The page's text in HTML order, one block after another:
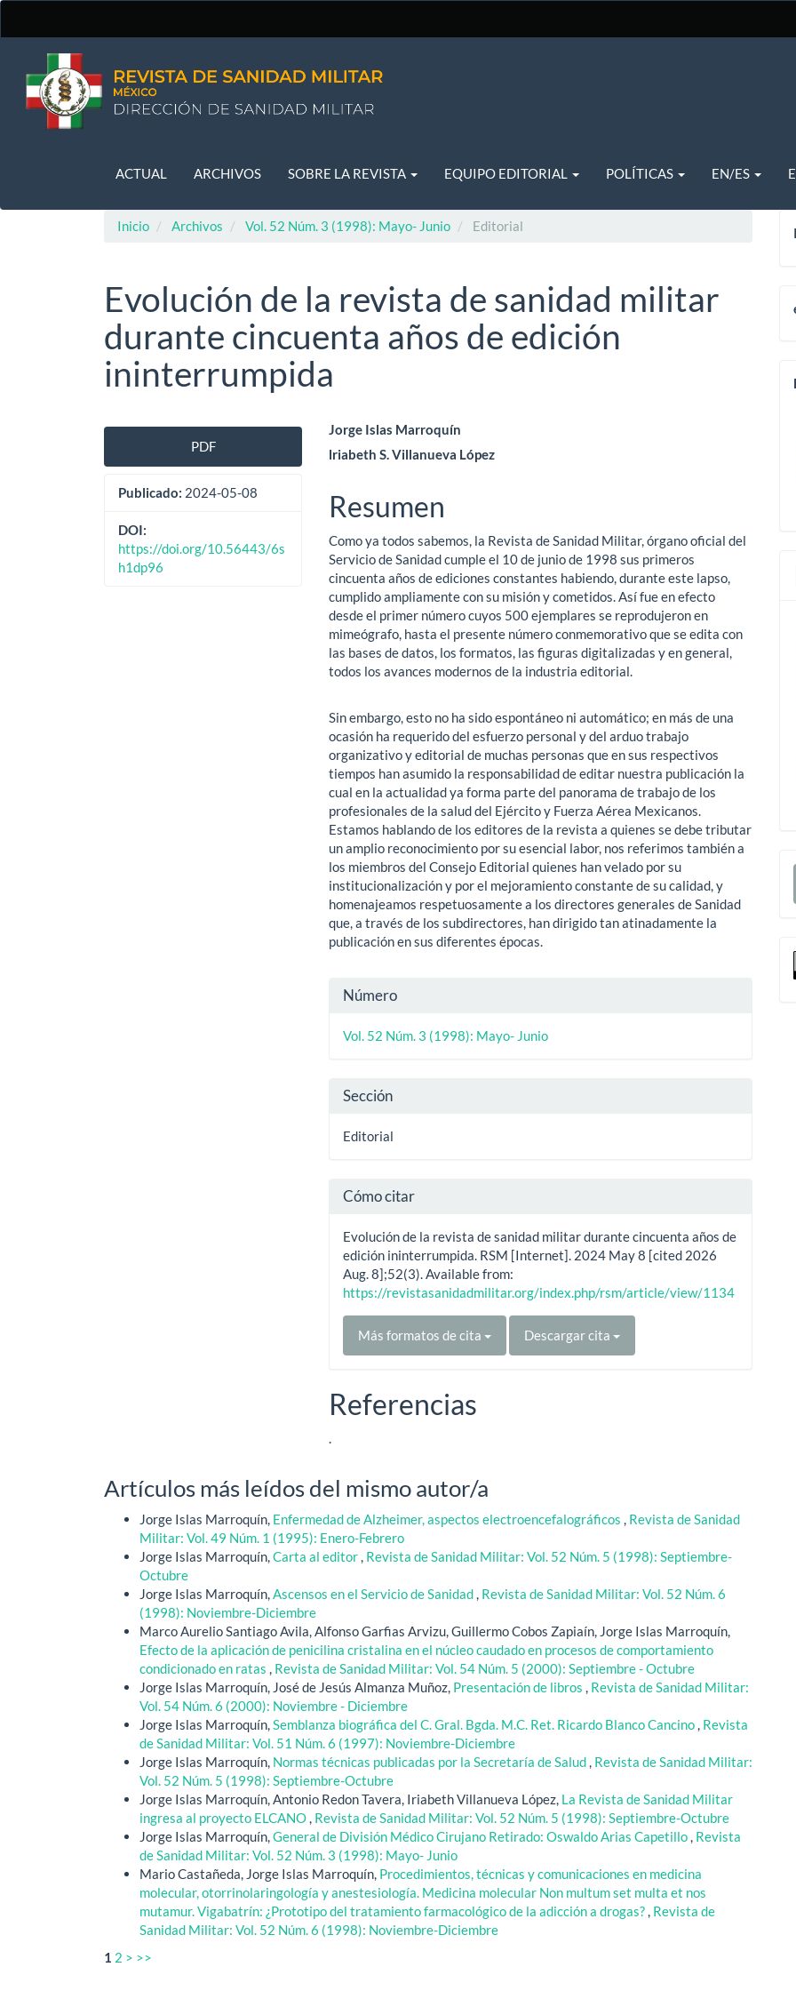
principal
Barra
lateral
ACTUAL ARCHIVOS SOBRE LA REVISTA EQUIPO EDITORIAL POLÍTICAS EN/ES
Inicio Archivos Vol. 52 Núm. 3 (1998): Mayo- Junio Editorial
Evolución de la revista de sanidad militar
durante cincuenta años de edición
ininterrumpida
Barra
lateral
del
artículo
PDF
Publicado: 2024-05-08
DOI:
https://doi.org/10.56443/6s
h1dp96
Contenido
principal
del
artículo
Jorge Islas Marroquín
lriabeth S. Villanueva López
Resumen
Como ya todos sabemos, la Revista de Sanidad Militar, órgano oficial del
Servicio de Sanidad cumple el 10 de junio de 1998 sus primeros
cincuenta años de ediciones constantes habiendo, durante este lapso,
cumplido ampliamente con su misión y cometidos. Así fue en efecto
desde el primer número cuyos 500 ejemplares se reprodujeron en
mimeógrafo, hasta el presente número conmemorativo que se edita con
las bases de datos, los formatos, las figuras digitalizadas y en general,
todos los avances modernos de la industria editorial.
Sin embargo, esto no ha sido espontáneo ni automático; en más de una
ocasión ha requerido del esfuerzo personal y del arduo trabajo
organizativo y editorial de muchas personas que en sus respectivos
tiempos han asumido la responsabilidad de editar nuestra publicación la
cual en la actualidad ya forma parte del panorama de trabajo de los
profesionales de la salud del Ejército y Fuerza Aérea Mexicanos.
Estamos hablando de los editores de la revista a quienes se debe tributar
un amplio reconocimiento por su esencial labor, nos referimos también a
los miembros del Consejo Editorial quienes han velado por su
institucionalización y por el mejoramiento constante de su calidad, y
homenajeamos respetuosamente a los directores generales de Sanidad
que, a través de los subdirectores, han dirigido tan atinadamente la
publicación en sus diferentes épocas.
Detalles
del
Número
Vol. 52 Núm. 3 (1998): Mayo- Junio
Sección
Editorial
Cómo citar
Evolución de la revista de sanidad militar durante cincuenta años de
edición ininterrumpida. RSM [Internet]. 2024 May 8 [cited 2026
Aug. 8];52(3). Available from:
https://revistasanidadmilitar.org/index.php/rsm/article/view/1134
Más formatos de cita Descargar cita
Referencias
.
Artículos más leídos del mismo autor/a
Jorge Islas Marroquín, Enfermedad de Alzheimer, aspectos electroencefalográficos , Revista de Sanidad
Militar: Vol. 49 Núm. 1 (1995): Enero-Febrero
Jorge Islas Marroquín,Carta al editor, Revista de Sanidad Militar: Vol. 52 Núm. 5 (1998): Septiembre-
Octubre
Jorge Islas Marroquín,Ascensos en el Servicio de Sanidad, Revista de Sanidad Militar: Vol. 52 Núm. 6
(1998): Noviembre-Diciembre
Marco Aurelio Santiago Avila, Alfonso Garfias Arvizu, Guillermo Cobos Zapiaín, Jorge Islas Marroquín,
Efecto de la aplicación de penicilina cristalina en el núcleo caudado en procesos de comportamiento
condicionado en ratas , Revista de Sanidad Militar: Vol. 54 Núm. 5 (2000): Septiembre - Octubre
Jorge Islas Marroquín, José de Jesús Almanza Muñoz, Presentación de libros , Revista de Sanidad Militar:
Vol. 54 Núm. 6 (2000): Noviembre - Diciembre
Jorge Islas Marroquín,Semblanza biográfica del C. Gral. Bgda. M.C. Ret. Ricardo Blanco Cancino, Revista
de Sanidad Militar: Vol. 51 Núm. 6 (1997): Noviembre-Diciembre
Jorge Islas Marroquín, Normas técnicas publicadas por la Secretaría de Salud, Revista de Sanidad Militar:
Vol. 52 Núm. 5 (1998): Septiembre-Octubre
Jorge Islas Marroquín, Antonio Redon Tavera, Iriabeth Villanueva López, La Revista de Sanidad Militar
ingresa al proyecto ELCANO, Revista de Sanidad Militar: Vol. 52 Núm. 5 (1998): Septiembre-Octubre
Jorge Islas Marroquín,General de División Médico Cirujano Retirado: Oswaldo Arias Capetillo, Revista
de Sanidad Militar: Vol. 52 Núm. 3 (1998): Mayo- Junio
Mario Castañeda, Jorge Islas Marroquín, Procedimientos, técnicas y comunicaciones en medicina
molecular, otorrinolaringología y anestesiología. Medicina molecular Non multum set multa et nos
mutamur. Vigabatrín: ¿Prototipo del tratamiento farmacológico de la adicción a drogas?, Revista de
Sanidad Militar: Vol. 52 Núm. 6 (1998): Noviembre-Diciembre
1 2 > >>